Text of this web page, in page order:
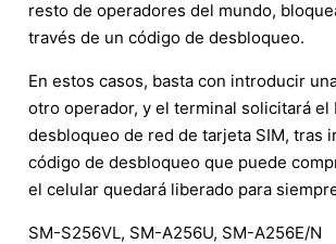
resto de operadores del mundo,
través de un código de desbloqueo.
En estos casos, basta con introducir
otro operador, y el terminal solicitará el
desbloqueo de red de tarjeta SIM, tras
código de desbloqueo que puede
el celular quedará liberado para
SM-S256VL, SM-A256U, SM-A256E/N